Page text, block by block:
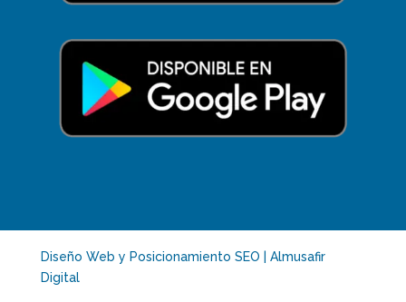
Diseño Web y Posicionamiento SEO | Almusafir
Digital